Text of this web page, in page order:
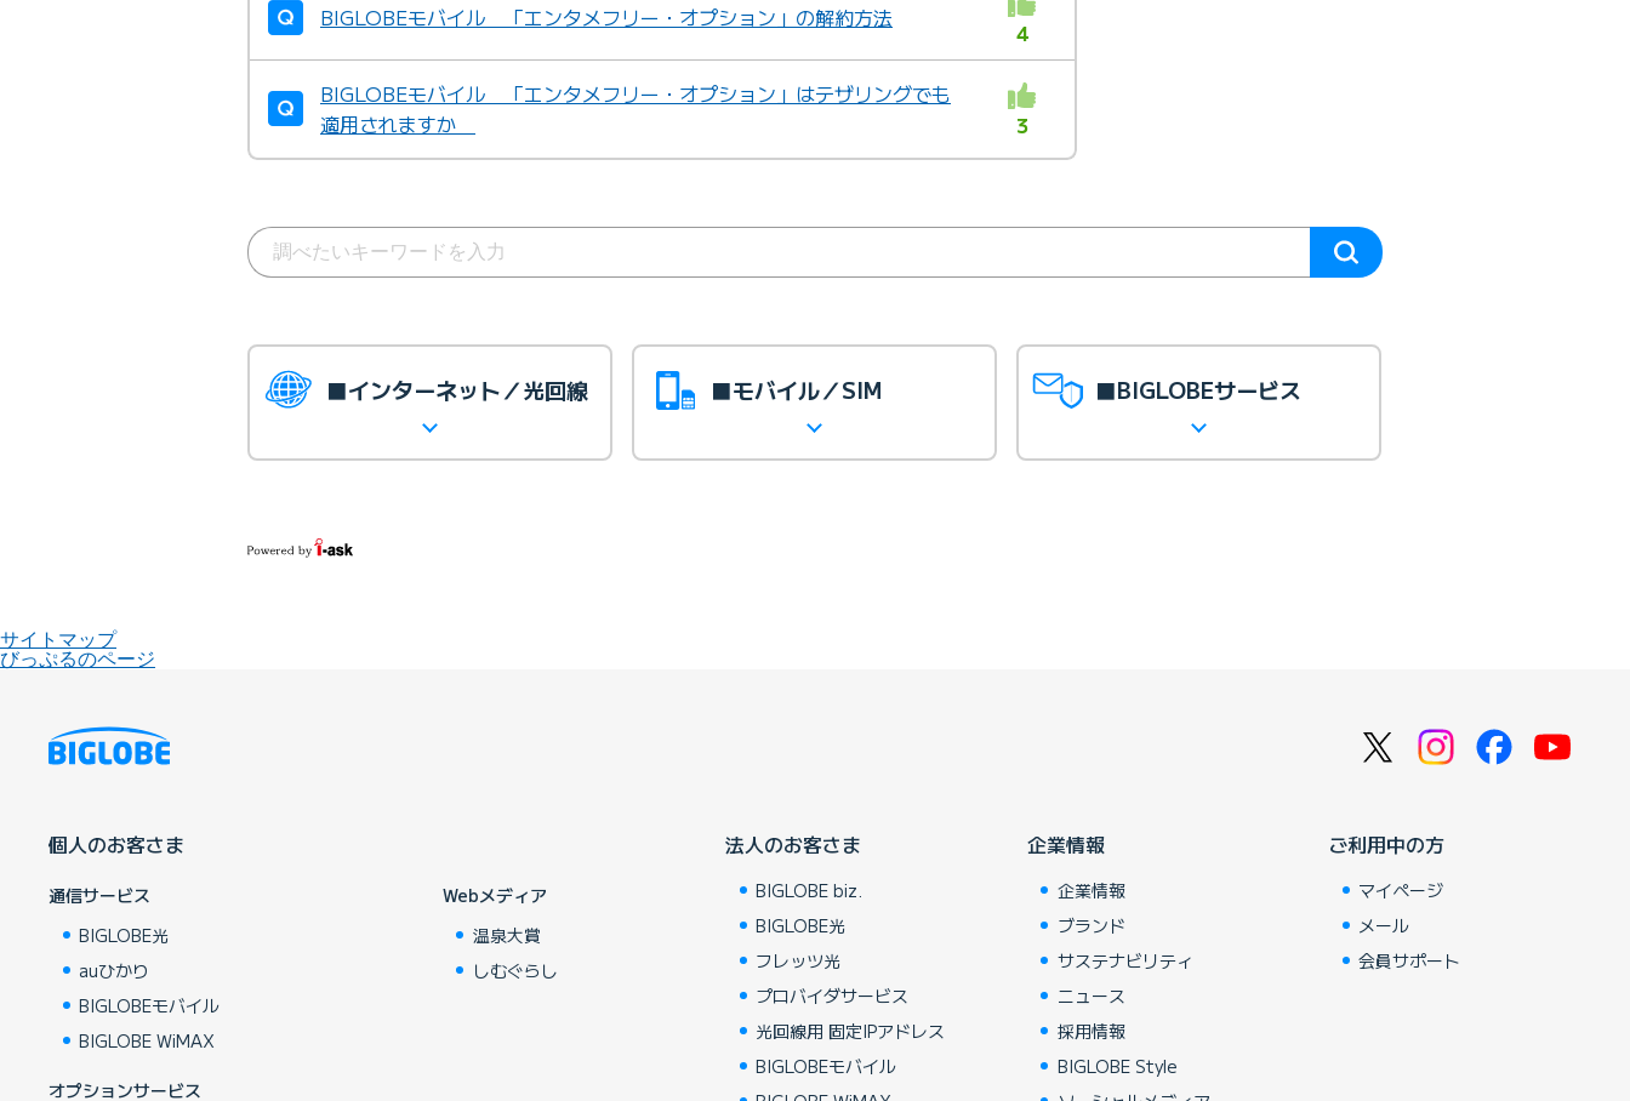
BIGLOBEモバイル 「エンタメフリー・オプション」の解約方法
4
BIGLOBEモバイル 「エンタメフリー・オプション」はテザリングでも
適用されますか
3
■インターネット／光回線 ■モバイル／SIM ■BIGLOBEサービス
サイトマップ
びっぷるのページ
個人のお客さま
通信サービス
BIGLOBE光
auひかり
BIGLOBEモバイル
BIGLOBE WiMAX
オプションサービス
Webメディア
温泉大賞
しむぐらし
法人のお客さま
BIGLOBE biz.
BIGLOBE光
フレッツ光
プロバイダサービス
光回線用 固定IPアドレス
BIGLOBEモバイル
企業情報
企業情報
ブランド
サステナビリティ
ニュース
採用情報
BIGLOBE Style
ご利用中の方
マイページ
メール
会員サポート